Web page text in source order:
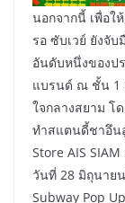
นอกจากนี้ เพื่อใ
รอ ​ซับเวย์ ยังจับ
อันดับหนึ่งของป
แบรนด์ ณ ชั้น 1
ใจกลางสยาม โ
ทำสแตนดี้ชาอึน
Store AIS
วันที่ 28 มิถุนาย
Subway Pop